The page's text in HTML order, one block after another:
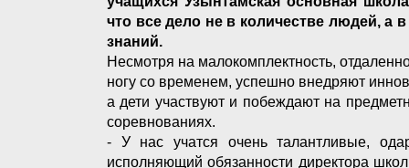
что все дело не в количестве людей, а
знаний.
Несмотря на малокомплектность,
ногу со временем, успешно внедряют
а дети участвуют и побеждают на
соревнованиях.
- У нас учатся очень талантливые,
исполняющий обязанности директора